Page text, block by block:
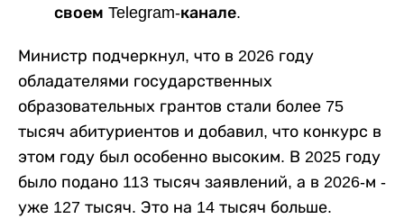
своем Telegram-канале.
Министр подчеркнул, что в 2026 году
обладателями государственных
образовательных грантов стали более 75
тысяч абитуриентов и добавил, что конкурс в
этом году был особенно высоким. В 2025 году
было подано 113 тысяч заявлений, а в 2026-м -
уже 127 тысяч. Это на 14 тысяч больше.